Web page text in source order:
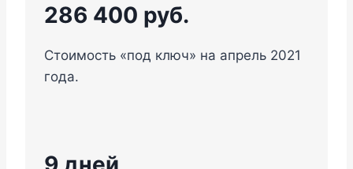
286 400 руб.
Стоимость «под ключ» на апрель 2021
года.